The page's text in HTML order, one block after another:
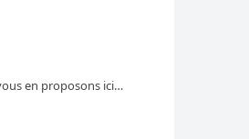
en proposons ici…